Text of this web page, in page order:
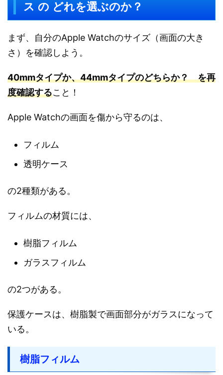
ス の どれを選ぶのか？
まず、自分のApple Watchのサイズ（画面の大き
さ）を確認しよう。
40mmタイプか、44mmタイプのどちらか？ を再
度確認すること！
Apple Watchの画面を傷から守るのは、
フィルム
透明ケース
の2種類がある。
フィルムの材質には、
樹脂フィルム
ガラスフィルム
の2つがある。
保護ケースは、樹脂製で画面部分がガラスになって
いる。
樹脂フィルム